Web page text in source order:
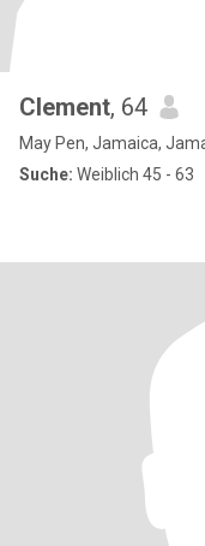
Clement, 64
May Pen, Jamaica,
Suche: Weiblich 45 - 63